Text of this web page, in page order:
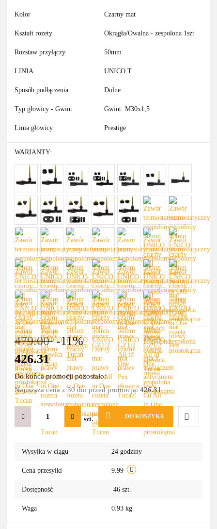
Kolor Czarny mat
Kształt rozety Okrągła/Owalna - zespolona 1szt
Rozstaw przyłączy 50mm
LINIA UNICO T
Sposób podłączenia Dolne
Typ głowicy - Gwint Gwint: M30x1,5
Linia głowicy Prestige
WARIANTY:
479.00 -11%
426.31
Do końca promocji pozostało:
Najniższa cena z 30 dni przed promocją:426.31
szt. DO KOSZYKA
Do
Wysyłka w ciągu 24 godziny
Cena przesyłki 9.99
Dostępność 46 szt.
Waga 0.93 kg